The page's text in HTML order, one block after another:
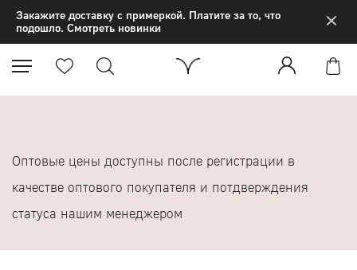
Закажите доставку с примеркой. Платите за то, что
подошло. Смотреть новинки
×
Оптовые цены доступны после регистрации в
качестве оптового покупателя и потдверждения
статуса нашим менеджером